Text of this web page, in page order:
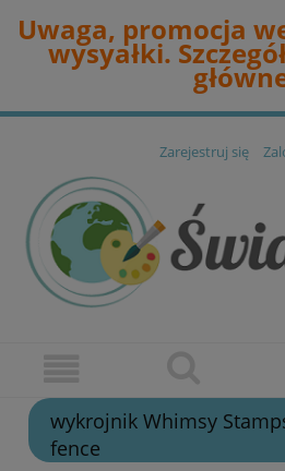
Uwaga, promocja
wysyałki.
Zarejestruj się
wykrojnik Whimsy
fence